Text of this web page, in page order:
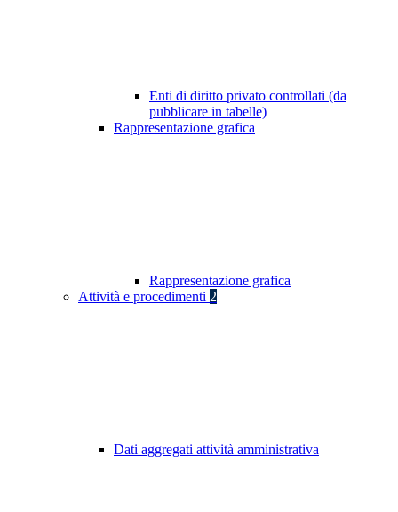
Enti di diritto privato controllati (da
pubblicare in tabelle)
Rappresentazione grafica
Rappresentazione grafica
Attività e procedimenti 2
Dati aggregati attività amministrativa